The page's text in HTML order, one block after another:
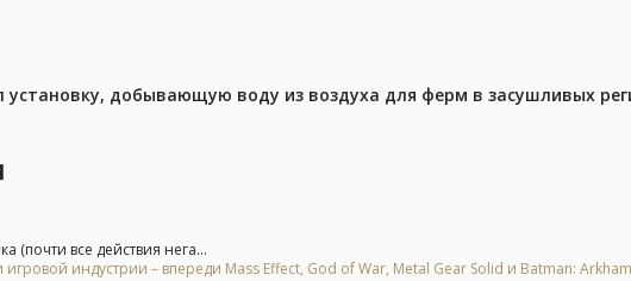
установку, добывающую воду из воздуха для ферм в засушливых
(почти все действия нега...
индустрии – впереди Mass Effect, God of War, Metal Gear Solid и Batman: Arkham